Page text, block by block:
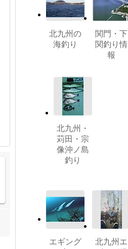
北九州の
海釣り
関門・下
関釣り情
報
北九州・
苅田・宗
像沖ノ島
釣り
エギング
北九州エ